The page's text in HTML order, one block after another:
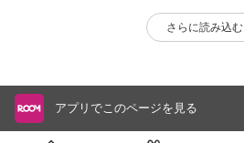
さらに読み込む
アプリでこのページを見る